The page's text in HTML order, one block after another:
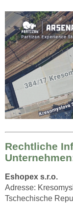
Rechtliche
Eshopex s.r.o.
Adresse:
Tschechische